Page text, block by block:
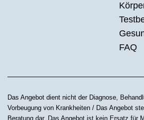
FAQ
Das Angebot dient nicht der Diagnose,
Vorbeugung von Krankheiten / Das Angebot
Beratung dar. Das Angebot ist kein Ersatz für